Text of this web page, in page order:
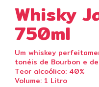
Whisky
750ml
Um whiskey
tonéis de Bourbon e
Teor alcoólico: 40%
Volume: 1 Litro